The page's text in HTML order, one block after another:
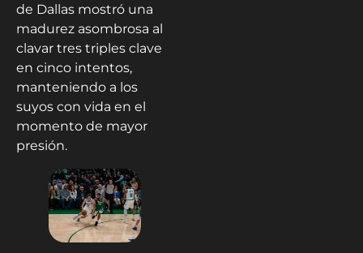
de Dallas mostró una
madurez asombrosa al
clavar tres triples clave
en cinco intentos,
manteniendo a los
suyos con vida en el
momento de mayor
presión.